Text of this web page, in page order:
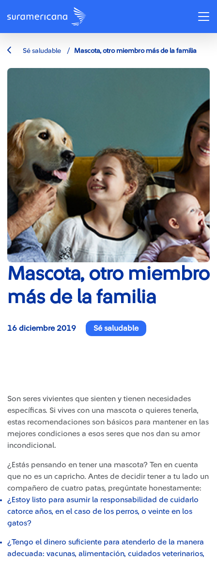
Sé saludable / Mascota, otro miembro más de la familia
Mascota, otro miembro
más de la familia
16 diciembre 2019 Sé saludable
Son seres vivientes que sienten y tienen necesidades
específicas. Si vives con una mascota o quieres tenerla,
estas recomendaciones son básicos para mantener en las
mejores condiciones a esos seres que nos dan su amor
incondicional.
¿Estás pensando en tener una mascota? Ten en cuenta
que no es un capricho. Antes de decidir tener a tu lado un
compañero de cuatro patas, pregúntate honestamente:
¿Estoy listo para asumir la responsabilidad de cuidarlo
catorce años, en el caso de los perros, o veinte en los
gatos?
¿Tengo el dinero suficiente para atenderlo de la manera
adecuada: vacunas, alimentación, cuidados veterinarios,